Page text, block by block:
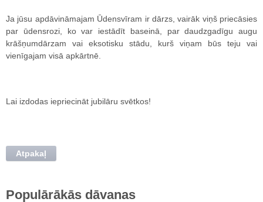
Ja jūsu apdāvināmajam Ūdensvīram ir dārzs, vairāk viņš priecāsies
par ūdensrozi, ko var iestādīt baseinā, par daudzgadīgu augu
krāšņumdārzam vai eksotisku stādu, kurš viņam būs teju vai
vienīgajam visā apkārtnē.
Lai izdodas iepriecināt jubilāru svētkos!
Atpakaļ
Populārākās dāvanas